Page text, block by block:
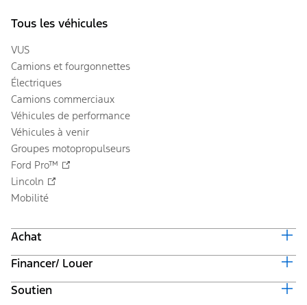
Tous les véhicules
VUS
Camions et fourgonnettes
Électriques
Camions commerciaux
Véhicules de performance
Véhicules à venir
Groupes motopropulseurs
Ford Pro™
Lincoln
Mobilité
Achat
Équiper et obtenir un prix
Offres en cours
Suivi de commande automobile
Financer/ Louer
Valeur du véhicule d'échange
Soutien